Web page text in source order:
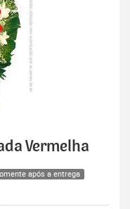
Vermelha
após a entrega